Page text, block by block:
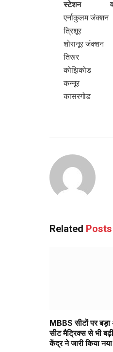
स्टेशन
शोरानूर
तिरूर
कन्नूर
Related Posts
MBBS सीटों पर
सीट मैट्रिक्स से भी
केंद्र ने जारी किया नया